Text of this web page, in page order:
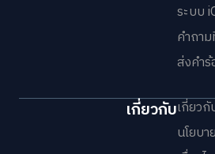
ระบบ
คำถา
ส่งคำร้
เกี่ยวกับเกี่ยวกั
นโยบ